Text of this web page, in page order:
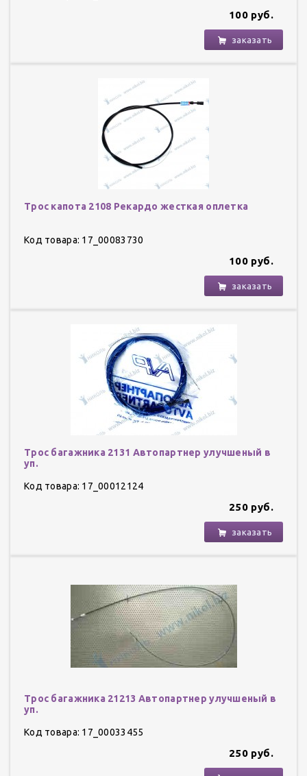
100 руб.
заказать
Трос капота 2108 Рекардо жесткая оплетка
Код товара: 17_00083730
100 руб.
заказать
Трос багажника 2131 Автопартнер улучшеный в
уп.
Код товара: 17_00012124
250 руб.
заказать
Трос багажника 21213 Автопартнер улучшеный в
уп.
Код товара: 17_00033455
250 руб.